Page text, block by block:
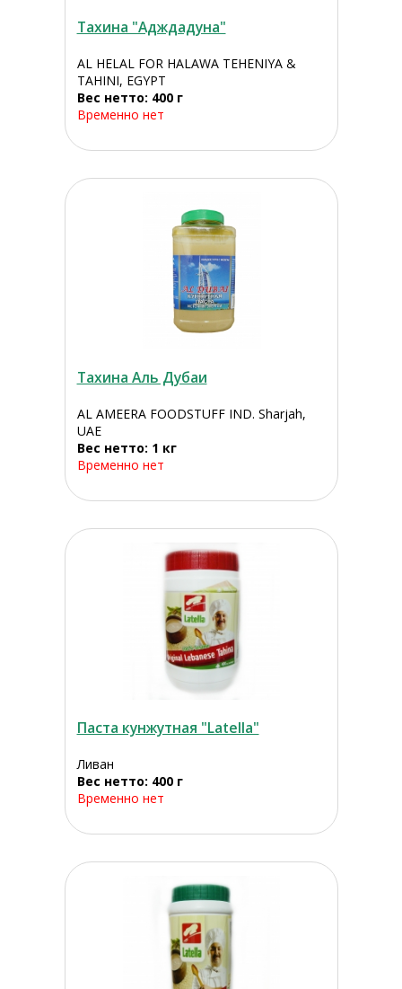
Тахина "Адждадуна"
AL HELAL FOR HALAWA TEHENIYA &
TAHINI, EGYPT
Вес нетто: 400 г
Временно нет
Тахина Аль Дубаи
AL AMEERA FOODSTUFF IND. Sharjah,
UAE
Вес нетто: 1 кг
Временно нет
Паста кунжутная "Latella"
Ливан
Вес нетто: 400 г
Временно нет